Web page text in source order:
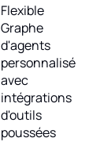
Flexible
Graphe
d'agents
personnalisé
avec
intégrations
d'outils
poussées